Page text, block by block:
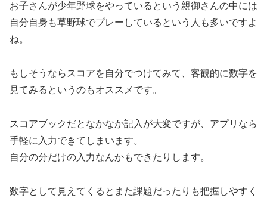
お子さんが少年野球をやっているという親御さんの中には
自分自身も草野球でプレーしているという人も多いですよ
ね。
もしそうならスコアを自分でつけてみて、客観的に数字を
見てみるというのもオススメです。
スコアブックだとなかなか記入が大変ですが、アプリなら
手軽に入力できてしまいます。
自分の分だけの入力なんかもできたりします。
数字として見えてくるとまた課題だったりも把握しやすく